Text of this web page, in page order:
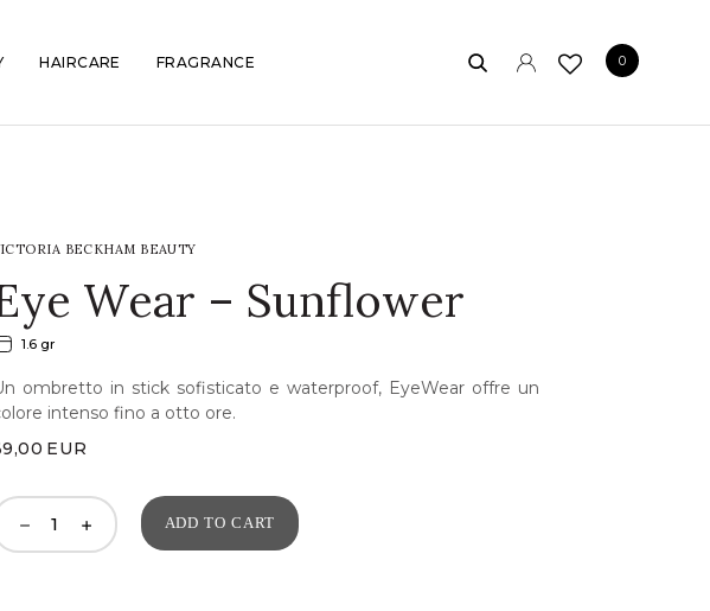
0
HAIRCARE FRAGRANCE
BECKHAM BEAUTY
Wear – Sunflower
1.6 gr
ombretto in stick sofisticato e waterproof, EyeWear offre un
intenso fino a otto ore.
EUR
ADD TO CART